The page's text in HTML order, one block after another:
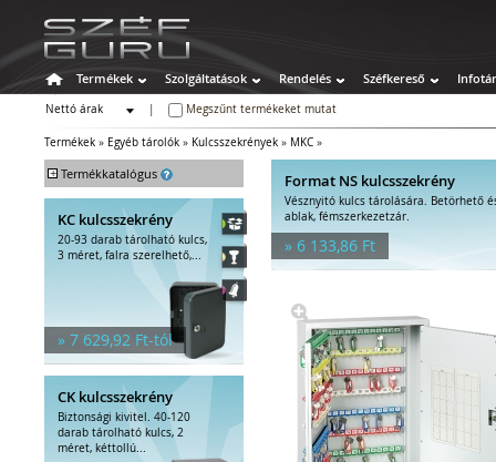
Termékek Szolgáltatások Rendelés Széfkereső Infotár
Nettó árak
Megszűnt termékeket mutat
Termékek » Egyéb tárolók » Kulcsszekrények » MKC »
+ Termékkatalógus
Értékszéfek
Tűzálló széfek
Egyéb tárolók
Kulcstároló széfek
Kulcsszekrények
Pénzkazetták
Kiegészítők széfhez
Széfzárak
KC kulcsszekrény
20-93 darab tárolható kulcs,
3 méret, falra szerelhető,...
» 7 629,92 Ft-tól
CK kulcsszekrény
Biztonsági kivitel. 40-120
darab tárolható kulcs, 2
méret, kéttollú...
Format NS kulcsszekrény
Vésznyitó kulcs tárolására. Betörhető
ablak, fémszerkezetzár.
» 6 133,86 Ft